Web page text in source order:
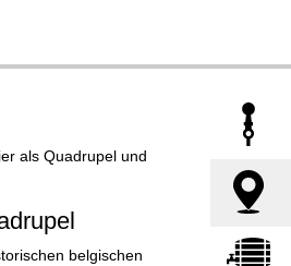
als Quadrupel und
belgischen